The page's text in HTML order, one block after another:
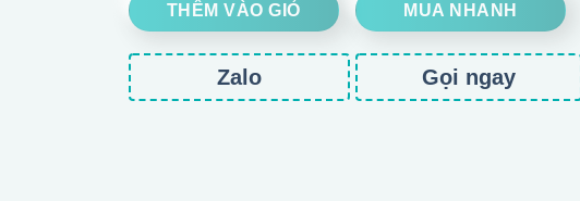
THÊM VÀO GIỎ MUA NHANH
Zalo Gọi ngay